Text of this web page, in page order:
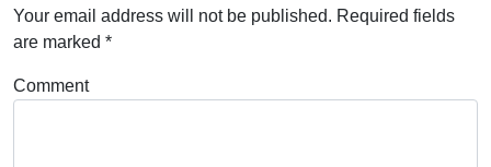
Your email address will not be published. Required fields
are marked *
Comment